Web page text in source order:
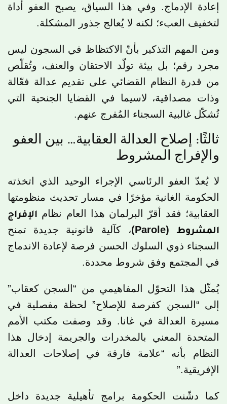
إعادة الإدماج. وفي هذا السياق، يصبح العفو أداة
لتخفيف العبء؛ لكنه لا يُعالج جذور المشكلة.
ومن المهم التذكير بأنّ الاكتظاظ في السجون ليس
مجرد رقم؛ بل بيئة تولّد الاحتقان والعنف، وتُقلّص
من قدرة النظام القضائي على تقديم عدالة فعّالة
وذات مصداقية، لاسيما في القضايا الجنحية التي
تُشكّل غالبية السجناء المُفرج عنهم.
ثالثًا: إصلاح العدالة العقابية… بين العفو
والإفراج المشروط
لا يُعدّ العفو الرئاسي الإجراء الوحيد الذي اتخذته
الحكومة الغانية مؤخرًا في مسار تحديث منظومتها
العقابية؛ فقد أقرّ البرلمان هذا العام نظام الإفراج
المشروط (Parole)
، كآلية قانونية جديدة تمنح
السجناء ذوي السلوك الحسن فرصة لإعادة الاندماج
في المجتمع وفق شروط محددة.
يُمثّل هذا التحوّل المفاهيمي من “السجن كعقاب”
إلى “السجن كفرصة للإصلاح” لحظة مفصلية في
مسيرة العدالة في غانا. وقد وصفت مكتب الأمم
المتحدة المعني بالمخدرات والجريمة إدخال هذا
النظام بأنه “علامة فارقة في إصلاحات العدالة
الإفريقية.”
كما دشّنت الحكومة برامج تأهيلية جديدة داخل